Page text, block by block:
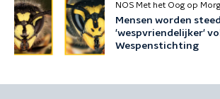
NOS Met het Oog op
Mensen worden
'wespvriendelijker'
Wespenstichting